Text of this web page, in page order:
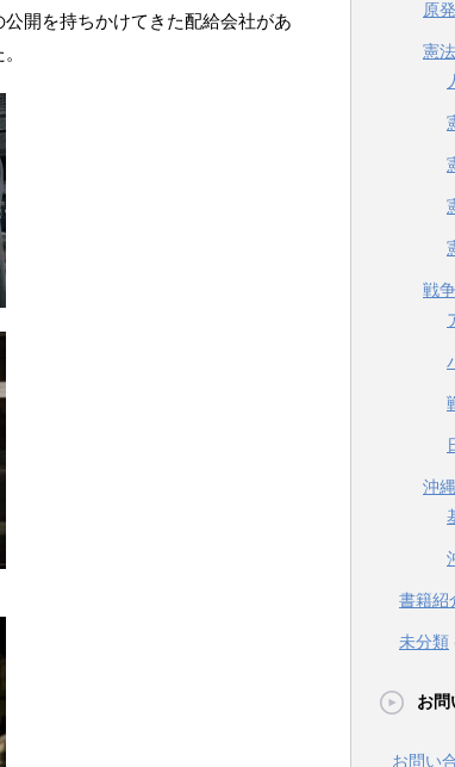
開を持ちかけてきた配給会社があ
原
憲
戦
沖
書籍紹
未分類
お問
お問い